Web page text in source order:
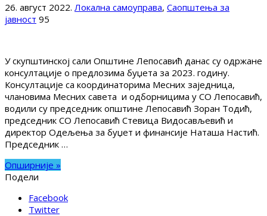
26. август 2022. Локална самоуправа, Саопштења за
јавност 95
У скупштинској сали Општине Лепосавић данас су одржане
консултације о предлозима буџета за 2023. годину.
Консултације са координаторима Месних заједница,
члановима Месних савета и одборницима у СО Лепосавић,
водили су председник општине Лепосавић Зоран Тодић,
председник СО Лепосавић Стевица Видосављевић и
директор Одељења за буџет и финансије Наташа Настић.
Председник …
Опширније »
Подели
Facebook
Twitter